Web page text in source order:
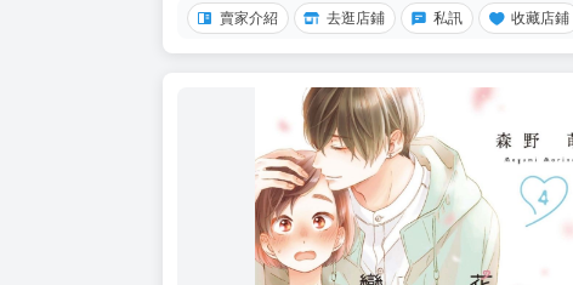
賣家介紹 去逛店鋪 私訊 收藏店鋪